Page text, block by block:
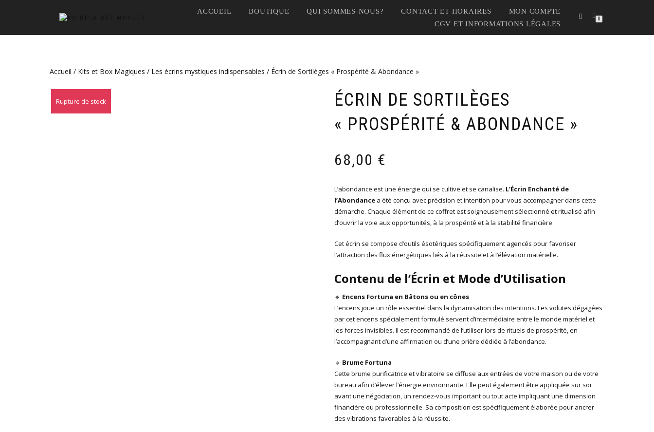
ACCUEIL BOUTIQUE QUI SOMMES-NOUS? CONTACT ET HORAIRES
MON COMPTE
CGV ET INFORMATIONS LÉGALES
0
Accueil / Kits et Box Magiques / Les écrins mystiques indispensables / Écrin de Sortilèges « Prospérité & Abondance »
Rupture de stock
ÉCRIN DE SORTILÈGES
« PROSPÉRITÉ & ABONDANCE »
68,00 €
L’abondance est une énergie qui se cultive et se canalise. L’Écrin Enchanté de
l’Abondance a été conçu avec précision et intention pour vous accompagner dans cette
démarche. Chaque élément de ce coffret est soigneusement sélectionné et ritualisé afin
d’ouvrir la voie aux opportunités, à la prospérité et à la stabilité financière.
Cet écrin se compose d’outils ésotériques spécifiquement agencés pour favoriser
l’attraction des flux énergétiques liés à la réussite et à l’élévation matérielle.
Contenu de l’Écrin et Mode d’Utilisation
🔹 Encens Fortuna en Bâtons ou en cônes
L’encens joue un rôle essentiel dans la dynamisation des intentions. Les volutes dégagées
par cet encens spécialement formulé servent d’intermédiaire entre le monde matériel et
les forces invisibles. Il est recommandé de l’utiliser lors de rituels de prospérité, en
l’accompagnant d’une affirmation ou d’une prière dédiée à l’abondance.
🔹 Brume Fortuna
Cette brume purificatrice et vibratoire se diffuse aux entrées de votre maison ou de votre
bureau afin d’élever l’énergie environnante. Elle peut également être appliquée sur soi
avant une négociation, un rendez-vous important ou tout acte impliquant une dimension
financière ou professionnelle. Sa composition est spécifiquement élaborée pour ancrer
des vibrations favorables à la réussite.